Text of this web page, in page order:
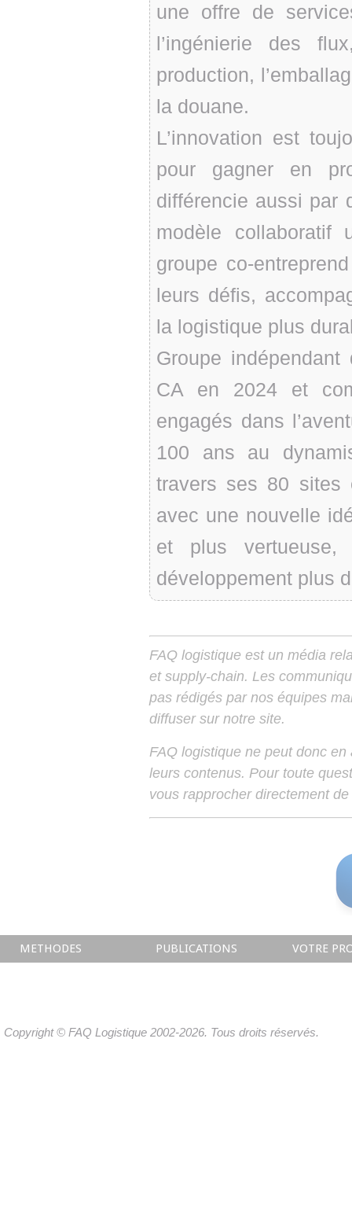
une offre de
l’ingénierie des
production,
la douane.
L’innovation est
pour gagner en
différencie aussi par
modèle collaboratif
groupe co-
leurs défis,
la logistique plus
Groupe
CA en 2024 et
engagés dans
100 ans au
travers ses 80 sites
avec une nouvelle
et plus
développement plus
FAQ logistique est un média
et supply-chain. Les
pas rédigés par nos équipes
diffuser sur notre site.
FAQ logistique ne peut donc
leurs contenus. Pour toute
vous rapprocher directement
METHODES PUBLICATIONS VOTRE
Copyright © FAQ Logistique 2002-2026. Tous droits réservés.